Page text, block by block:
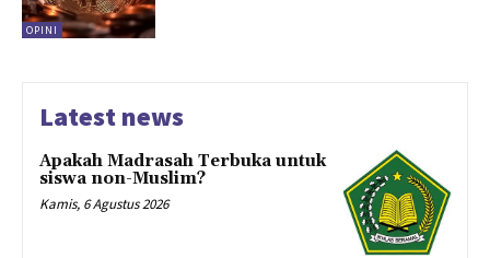
OPINI
Latest news
Apakah Madrasah Terbuka untuk
siswa non-Muslim?
Kamis, 6 Agustus 2026